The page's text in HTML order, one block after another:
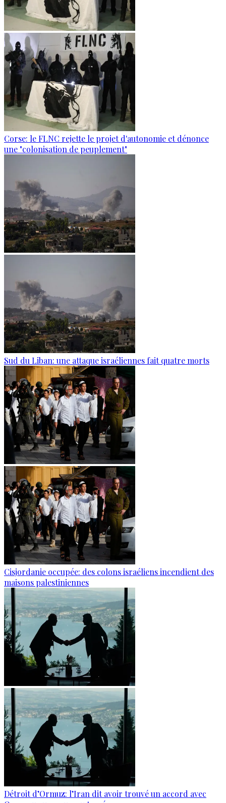
Corse: le FLNC rejette le projet d'autonomie et dénonce
une "colonisation de peuplement"
Sud du Liban: une attaque israéliennes fait quatre morts
Cisjordanie occupée: des colons israéliens incendient des
maisons palestiniennes
Détroit d’Ormuz: l’Iran dit avoir trouvé un accord avec